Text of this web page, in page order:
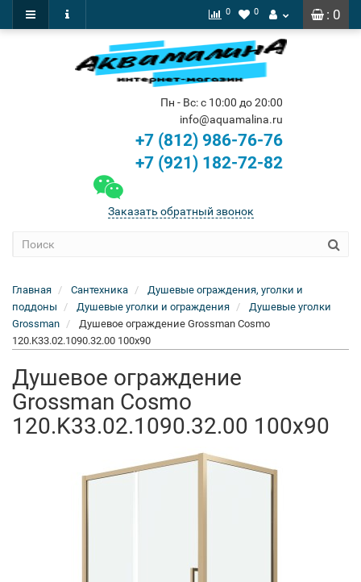
: 0
0 0
Пн - Вс: с 10:00 до 20:00
info@aquamalina.ru
+7 (812) 986-76-76
+7 (921) 182-72-82
Заказать обратный звонок
Главная Сантехника
Душевые ограждения, уголки и
поддоны
Душевые уголки и ограждения
Душевые уголки
Grossman
Душевое ограждение Grossman Cosmo
120.K33.02.1090.32.00 100x90
Душевое ограждение
Grossman Cosmo
120.K33.02.1090.32.00 100x90